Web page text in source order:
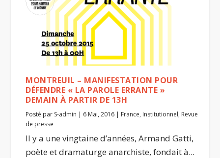
MONTREUIL – MANIFESTATION POUR
DÉFENDRE « LA PAROLE ERRANTE »
DEMAIN À PARTIR DE 13H
Posté par S-admin | 6 Mai, 2016 | France, Institutionnel, Revue
de presse
Il y a une vingtaine d’années, Armand Gatti,
poète et dramaturge anarchiste, fondait à...